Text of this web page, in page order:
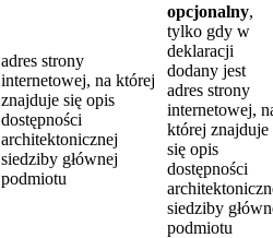
adres strony
internetowej, na której
znajduje się opis
dostępności
architektonicznej
siedziby głównej
podmiotu
opcjonalny,
tylko gdy w
deklaracji
dodany jest
adres strony
internetowej,
której znajduje
się opis
dostępności
siedziby
podmiotu